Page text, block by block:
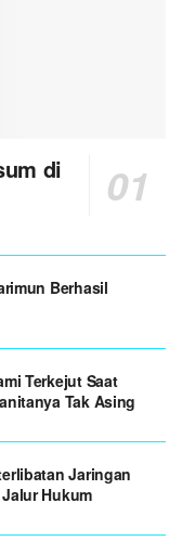
di
Berhasil
Terkejut Saat
Tak Asing
Jaringan
Hukum